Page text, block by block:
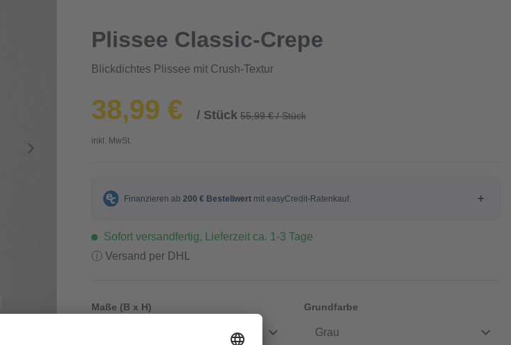
Plissee Classic-Crepe
Blickdichtes Plissee mit Crush-Textur
38,99 € / Stück 55,99 € / Stück
inkl. MwSt.
Sofort versandfertig, Lieferzeit ca. 1-3 Tage
ⓘ Versand per DHL
Maße (B x H) Grundfarbe
Grau